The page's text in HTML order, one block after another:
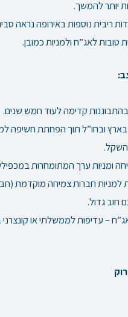
יותר להמשך.
ריבית נוספות באירופה נראה
טובות לאג”ח ולמניות כמובן.
קדימה לעוד חמש שנים.
ובחו”ל תוך הפחתת חשיפה
ומניות ערך המתומחרות
למניות חברות צמיחה מוקדמת
חוב גדול.
– עדיפות לממשלתי או קונצרני